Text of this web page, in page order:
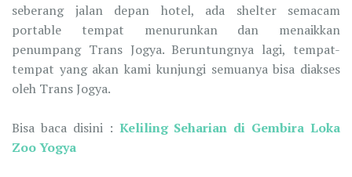
seberang jalan depan hotel, ada shelter semacam
portable tempat menurunkan dan menaikkan
penumpang Trans Jogya. Beruntungnya lagi, tempat-
tempat yang akan kami kunjungi semuanya bisa diakses
oleh Trans Jogya.
Bisa baca disini : Keliling Seharian di Gembira Loka
Zoo Yogya